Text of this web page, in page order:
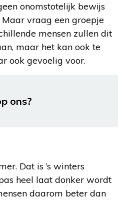
onomstotelijk bewijs
vraag een groepje
mensen zullen dit
maar het kan ook te
ook gevoelig voor.
ons?
Dat is ’s winters
heel laat donker wordt
daarom beter dan